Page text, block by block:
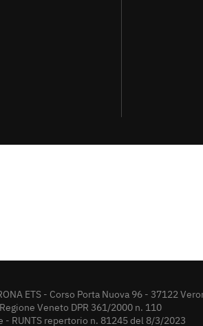
ETS - Corso Porta Nuova 96 - 37122
Veneto DPR 361/2000 n. 110
- RUNTS repertorio n. 81245 del 8/3/2023